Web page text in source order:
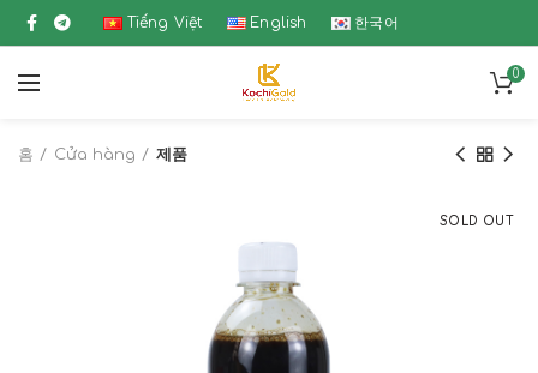
Tiếng Việt English 한국어
0
홈 Cửa hàng 제품
SOLD OUT